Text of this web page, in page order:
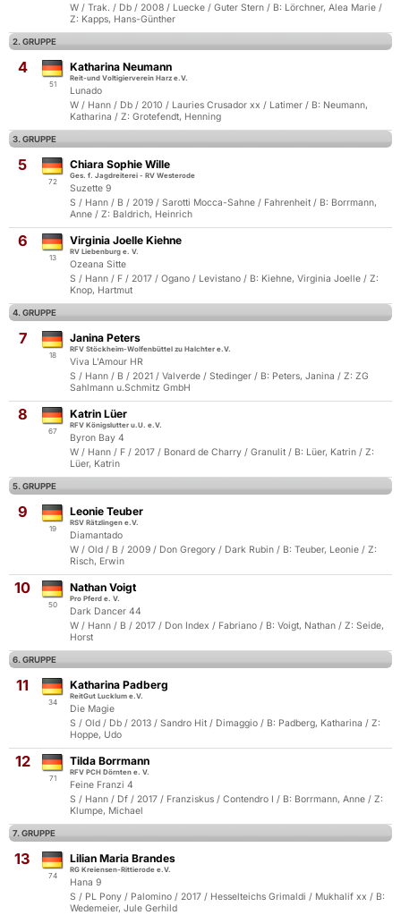
W / Trak. / Db / 2008 / Luecke / Guter Stern / B: Lörchner, Alea Marie /
Z: Kapps, Hans-Günther
2. GRUPPE
4
51
Katharina Neumann
Reit-und Voltigierverein Harz e.V.
Lunado
W / Hann / Db / 2010 / Lauries Crusador xx / Latimer / B: Neumann,
Katharina / Z: Grotefendt, Henning
3. GRUPPE
5
72
Chiara Sophie Wille
Ges. f. Jagdreiterei - RV Westerode
Suzette 9
S / Hann / B / 2019 / Sarotti Mocca-Sahne / Fahrenheit / B: Borrmann,
Anne / Z: Baldrich, Heinrich
6
13
Virginia Joelle Kiehne
RV Liebenburg e. V.
Ozeana Sitte
S / Hann / F / 2017 / Ogano / Levistano / B: Kiehne, Virginia Joelle / Z:
Knop, Hartmut
4. GRUPPE
7
18
Janina Peters
RFV Stöckheim-Wolfenbüttel zu Halchter e.V.
Viva L'Amour HR
S / Hann / B / 2021 / Valverde / Stedinger / B: Peters, Janina / Z: ZG
Sahlmann u.Schmitz GmbH
8
67
Katrin Lüer
RFV Königslutter u.U. e.V.
Byron Bay 4
W / Hann / F / 2017 / Bonard de Charry / Granulit / B: Lüer, Katrin / Z:
Lüer, Katrin
5. GRUPPE
9
19
Leonie Teuber
RSV Rätzlingen e.V.
Diamantado
W / Old / B / 2009 / Don Gregory / Dark Rubin / B: Teuber, Leonie / Z:
Risch, Erwin
10
50
Nathan Voigt
Pro Pferd e. V.
Dark Dancer 44
W / Hann / B / 2017 / Don Index / Fabriano / B: Voigt, Nathan / Z: Seide,
Horst
6. GRUPPE
11
34
Katharina Padberg
ReitGut Lucklum e.V.
Die Magie
S / Old / Db / 2013 / Sandro Hit / Dimaggio / B: Padberg, Katharina / Z:
Hoppe, Udo
12
71
Tilda Borrmann
RFV PCH Dörnten e. V.
Feine Franzi 4
S / Hann / Df / 2017 / Franziskus / Contendro I / B: Borrmann, Anne / Z:
Klumpe, Michael
7. GRUPPE
13
74
Lilian Maria Brandes
RG Kreiensen-Rittierode e.V.
Hana 9
S / PL Pony / Palomino / 2017 / Hesselteichs Grimaldi / Mukhalif xx / B:
Wedemeier, Jule Gerhild